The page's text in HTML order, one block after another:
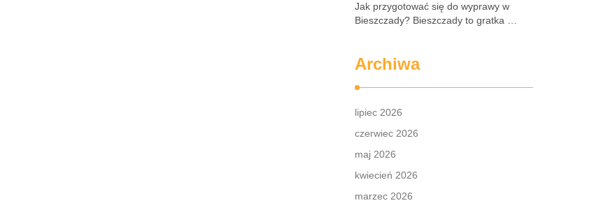
Jak przygotować się do wyprawy w
Bieszczady? Bieszczady to gratka …
Archiwa
lipiec 2026
czerwiec 2026
maj 2026
kwiecień 2026
marzec 2026